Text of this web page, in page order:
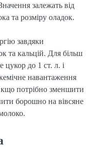
залежать від
та розміру оладок.
завдяки
та кальцій. Для більш
цукор до 1 ст. л. і
навантаження
потрібно зменшити
борошно на вівсяне